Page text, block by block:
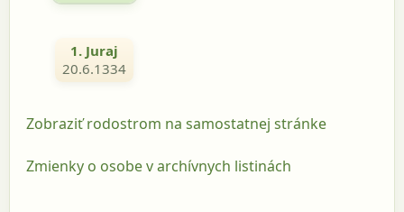
1. Juraj
20.6.1334
Zobraziť rodostrom na samostatnej stránke
Zmienky o osobe v archívnych listinách